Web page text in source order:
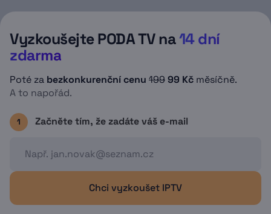
můžete zobrazit v sekci Nahrávky, kde
nahrávacího prostoru, případně zbývající
dobu platnosti nahrávky (omezena na 3
měsíce).
Vyzkoušejte PODA TV na14 dní
zdarma
Poté za bezkonkurenční cenu 19999 Kč měsíčně.
A to napořád.
1 Začněte tím, že zadáte váš e-mail
Chci vyzkoušet IPTV